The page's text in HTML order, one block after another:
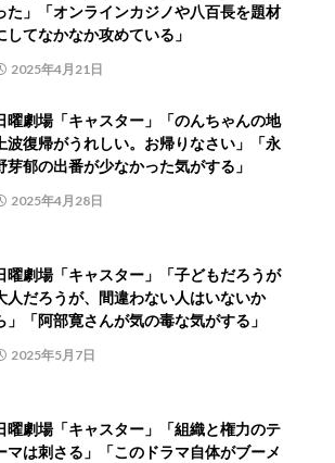
た」「オンラインカジノや八百長を題材
してなかなか攻めている」
2025年4月21日
曜劇場「キャスター」「のんちゃんの地
上波復帰がうれしい。お帰りなさい」「永
芽郁の出番が少なかった気がする」
2025年4月28日
曜劇場「キャスター」「子どもだろうが
人だろうが、間違わない人はいないか
」「阿部寛さんが気の毒な気がする」
2025年5月7日
曜劇場「キャスター」「組織と権力のテ
マは刺さる」「このドラマ自体がブーメ